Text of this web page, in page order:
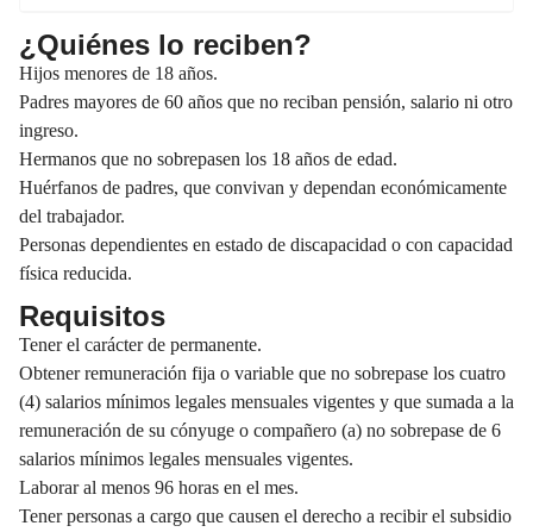
¿Quiénes lo reciben?
Hijos menores de 18 años.
Padres mayores de 60 años que no reciban pensión, salario ni otro
ingreso.
Hermanos que no sobrepasen los 18 años de edad.
Huérfanos de padres, que convivan y dependan económicamente
del trabajador.
Personas dependientes en estado de discapacidad o con capacidad
física reducida.
Requisitos
Tener el carácter de permanente.
Obtener remuneración fija o variable que no sobrepase los cuatro
(4) salarios mínimos legales mensuales vigentes y que sumada a la
remuneración de su cónyuge o compañero (a) no sobrepase de 6
salarios mínimos legales mensuales vigentes.
Laborar al menos 96 horas en el mes.
Tener personas a cargo que causen el derecho a recibir el subsidio